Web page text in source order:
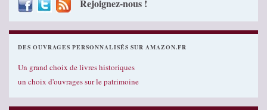
Rejoignez-nous !
DES OUVRAGES PERSONNALISÉS SUR AMAZON.FR
Un grand choix de livres historiques
un choix d'ouvrages sur le patrimoine